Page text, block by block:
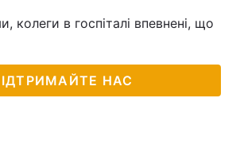
колеги в госпіталі впевнені, що
НАС